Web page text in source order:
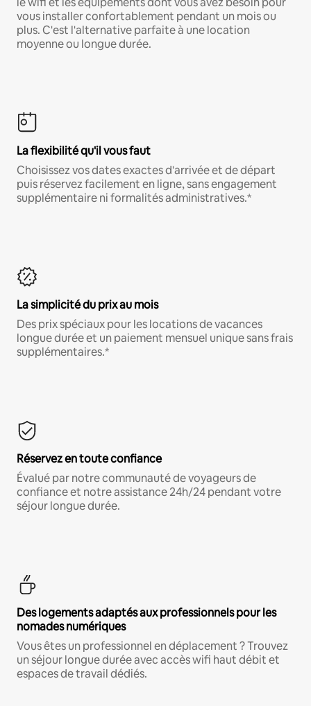
vous installer confortablement pendant un mois ou
plus. C'est l'alternative parfaite à une location
moyenne ou longue durée.
La flexibilité qu'il vous faut
Choisissez vos dates exactes d'arrivée et de départ
puis réservez facilement en ligne, sans engagement
supplémentaire ni formalités administratives.*
La simplicité du prix au mois
Des prix spéciaux pour les locations de vacances
longue durée et un paiement mensuel unique sans frais
supplémentaires.*
Réservez en toute confiance
Évalué par notre communauté de voyageurs de
confiance et notre assistance 24h/24 pendant votre
séjour longue durée.
Des logements adaptés aux professionnels pour les
nomades numériques
Vous êtes un professionnel en déplacement ? Trouvez
un séjour longue durée avec accès wifi haut débit et
espaces de travail dédiés.